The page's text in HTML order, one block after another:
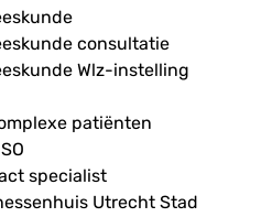
consultatie
Wlz-instelling
patiënten
specialist
Utrecht Stad